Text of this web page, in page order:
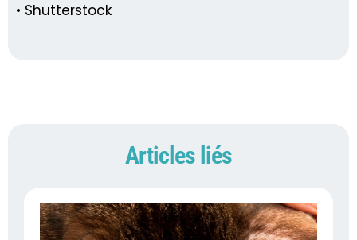
• Shutterstock
Articles liés